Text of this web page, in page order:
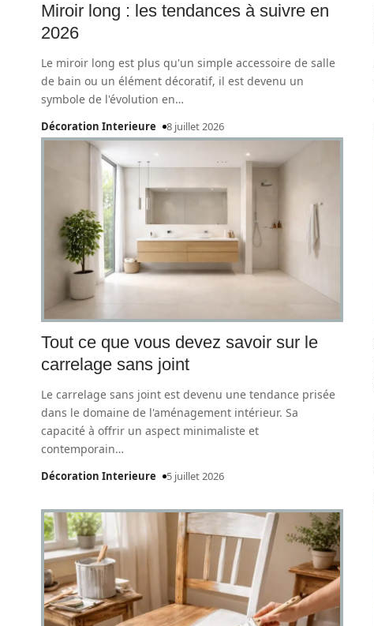
Miroir long : les tendances à suivre en
2026
Le miroir long est plus qu'un simple accessoire de salle
de bain ou un élément décoratif, il est devenu un
symbole de l'évolution en…
Décoration Interieure 8 juillet 2026
Tout ce que vous devez savoir sur le
carrelage sans joint
Le carrelage sans joint est devenu une tendance prisée
dans le domaine de l'aménagement intérieur. Sa
capacité à offrir un aspect minimaliste et
contemporain…
Décoration Interieure 5 juillet 2026